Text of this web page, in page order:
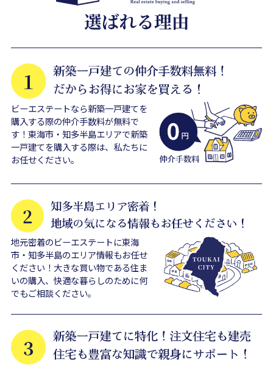
ビーエステートなら新築一戸建てを
購入する際の仲介手数料が無料で
す！東海市・知多半島エリアで新築
一戸建てを購入する際は、私たちに
お任せください。
地元密着のビーエステートに東海
市・知多半島のエリア情報もお任せ
ください！大きな買い物である住ま
いの購入、快適な暮らしのために何
でもご相談ください。